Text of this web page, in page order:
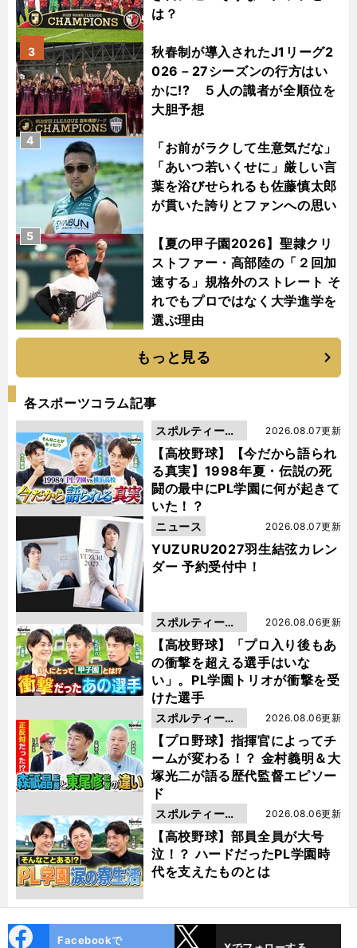
は？
秋春制が導入されたJ1リーグ2
026－27シーズンの行方はい
かに!? ５人の識者が全順位を
大胆予想
3
「お前がラクして生意気だな」
「あいつ若いくせに」厳しい言
葉を浴びせられるも佐藤慎太郎
が貫いた誇りとファンへの思い
4
【夏の甲子園2026】聖隷クリ
ストファー・高部陸の「２回加
速する」規格外のストレート そ
れでもプロではなく大学進学を
選ぶ理由
5
もっと見る
各スポーツコラム記事
【高校野球】【今だから語られ
る真実】1998年夏・伝説の死
闘の最中にPL学園に何が起きて
いた！？
2026.08.07更新
スポルティーバ
動画
YUZURU2027羽生結弦カレン
ダー 予約受付中！
2026.08.07更新
ニュース
【高校野球】「プロ入り後もあ
の衝撃を超える選手はいな
い」。PL学園トリオが衝撃を受
けた選手
2026.08.06更新
スポルティーバ
動画
【プロ野球】指揮官によってチ
ームが変わる！？ 金村義明＆大
塚光二が語る歴代監督エピソー
ド
2026.08.06更新
スポルティーバ
動画
【高校野球】部員全員が大号
泣！？ ハードだったPL学園時
代を支えたものとは
2026.08.06更新
スポルティーバ
動画
Facebookで